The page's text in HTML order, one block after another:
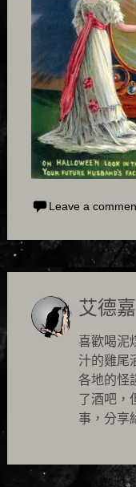
Leave a
艾德嘉
喜歡喝泥
汁的雞尾
各地的怪
了酒吧，
事，分享